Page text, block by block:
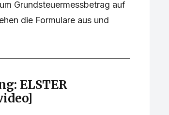
Grundsteuermessbetrag auf
die Formulare aus und
ELSTER